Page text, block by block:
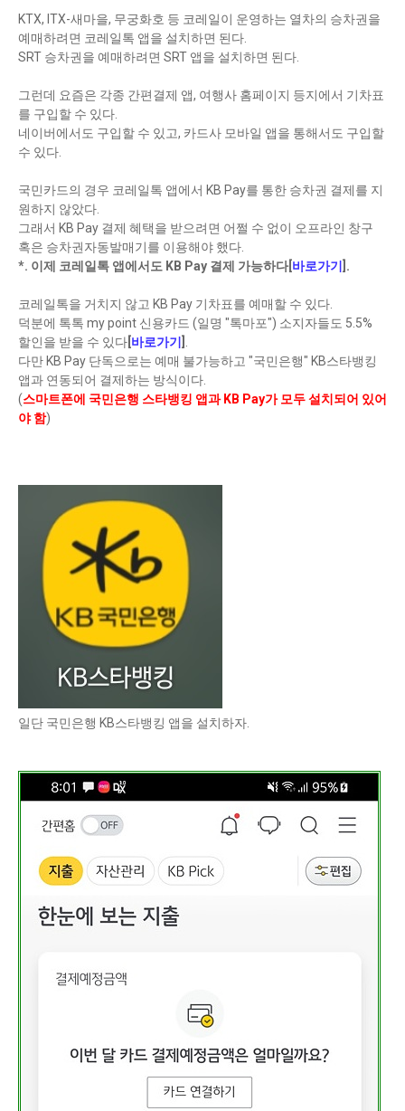
KTX, ITX-새마을, 무궁화호 등 코레일이 운영하는 열차의 승차권을
예매하려면 코레일톡 앱을 설치하면 된다.
SRT 승차권을 예매하려면 SRT 앱을 설치하면 된다.
그런데 요즘은 각종 간편결제 앱, 여행사 홈페이지 등지에서 기차표
를 구입할 수 있다.
네이버에서도 구입할 수 있고, 카드사 모바일 앱을 통해서도 구입할
수 있다.
국민카드의 경우 코레일톡 앱에서 KB Pay를 통한 승차권 결제를 지
원하지 않았다.
그래서 KB Pay 결제 혜택을 받으려면 어쩔 수 없이 오프라인 창구
혹은 승차권자동발매기를 이용해야 했다.
*. 이제 코레일톡 앱에서도 KB Pay 결제 가능하다[ 바로가기 ].
코레일톡을 거치지 않고 KB Pay 기차표를 예매할 수 있다.
덕분에 톡톡 my point 신용카드 (일명 "톡마포") 소지자들도 5.5%
할인을 받을 수 있다 바로가기
다만 KB Pay 단독으로는 예매 불가능하고 "국민은행" KB스타뱅킹
앱과 연동되어 결제하는 방식이다.
(스마트폰에 국민은행 스타뱅킹 앱과 KB Pay가 모두 설치되어 있어
야 함)
일단 국민은행 KB스타뱅킹 앱을 설치하자.